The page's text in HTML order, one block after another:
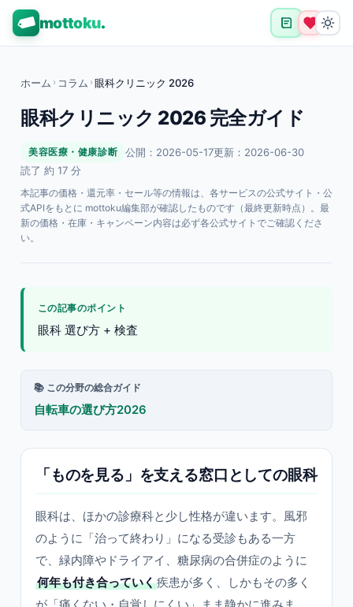
mottoku.
ホーム › コラム › 眼科クリニック 2026
眼科クリニック 2026 完全ガイド
美容医療・健康診断 公開：2026-05-17更新：2026-06-30
読了 約 17 分
本記事の価格・還元率・セール等の情報は、各サービスの公式サイト・公
式APIをもとに mottoku編集部が確認したものです（最終更新時点）。最
新の価格・在庫・キャンペーン内容は必ず各公式サイトでご確認くださ
い。
この記事のポイント
眼科 選び方 + 検査
📚 この分野の総合ガイド
自転車の選び方2026
「ものを見る」を支える窓口としての眼科
眼科は、ほかの診療科と少し性格が違います。風邪
のように「治って終わり」になる受診もある一方
で、緑内障やドライアイ、糖尿病の合併症のように
何年も付き合っていく疾患が多く、しかもその多く